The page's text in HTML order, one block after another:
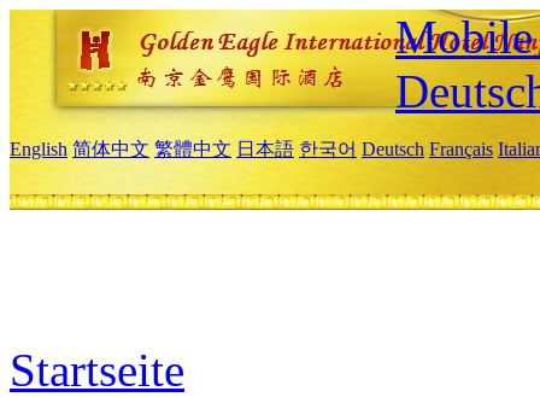
Mobile
English 简体中文 繁體中文 日本語 한국어 Deutsch Français
Startseite